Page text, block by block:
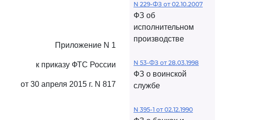
Приложение N 1
к приказу ФТС России
от 30 апреля 2015 г. N 817
N 229-ФЗ от 02.10.2007
ФЗ об
исполнительном
производстве
N 53-ФЗ от 28.03.1998
ФЗ о воинской
службе
N 395-1 от 02.12.1990